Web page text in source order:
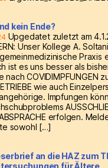
kein Ende?
Upgedatet zuletzt am
Unser Kollege A.
Praxis
ist es uns besser als
nach COVIDIMPFUNGEN
wie auch
Impfungen
erfolgen.
sowohl […]
an die HAZ zum
für Ältere